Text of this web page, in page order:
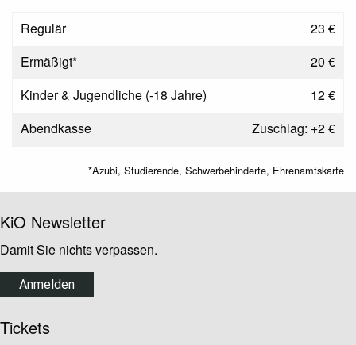
Regulär
23 €
Ermäßigt*
20 €
Kinder & Jugendliche (-18 Jahre)
12 €
Abendkasse
Zuschlag: +2 €
*Azubi, Studierende, Schwerbehinderte, Ehrenamtskarte
KiO Newsletter
Damit Sie nichts verpassen.
Anmelden
Tickets